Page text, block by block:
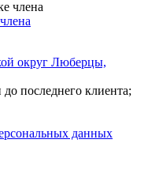
округ Люберцы,
последнего клиента;
данных